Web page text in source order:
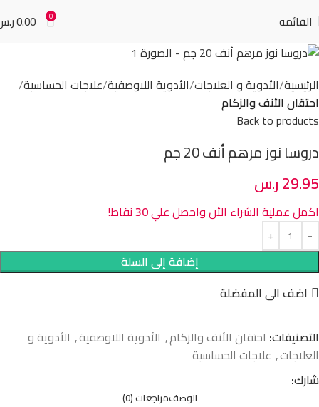
القائمه 0
0.00
الرئيسية الأدوية و العلاجات الأدوية اللاوصفية علاجات الحساسية
احتقان الأنف والزكام
Back to products
دروسا نوز مرهم أنف 20 جم
29.95ر.س
اكمل عملية الشراء الأن واحصل علي30نقاط!
إضافة إلى السلة
اضف الى المفضلة
التصنيفات: احتقان الأنف والزكام, الأدوية اللاوصفية, الأدوية و
العلاجات, علاجات الحساسية
شارك:
الوصفمراجعات (0)